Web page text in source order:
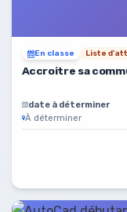
En classe Liste
Accroitre sa
date à déterminer
À déterminer